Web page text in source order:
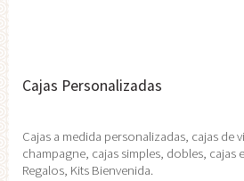
Cajas Personalizadas
Cajas a medida personalizadas, cajas de
champagne, cajas simples, dobles, cajas
Regalos, Kits Bienvenida.